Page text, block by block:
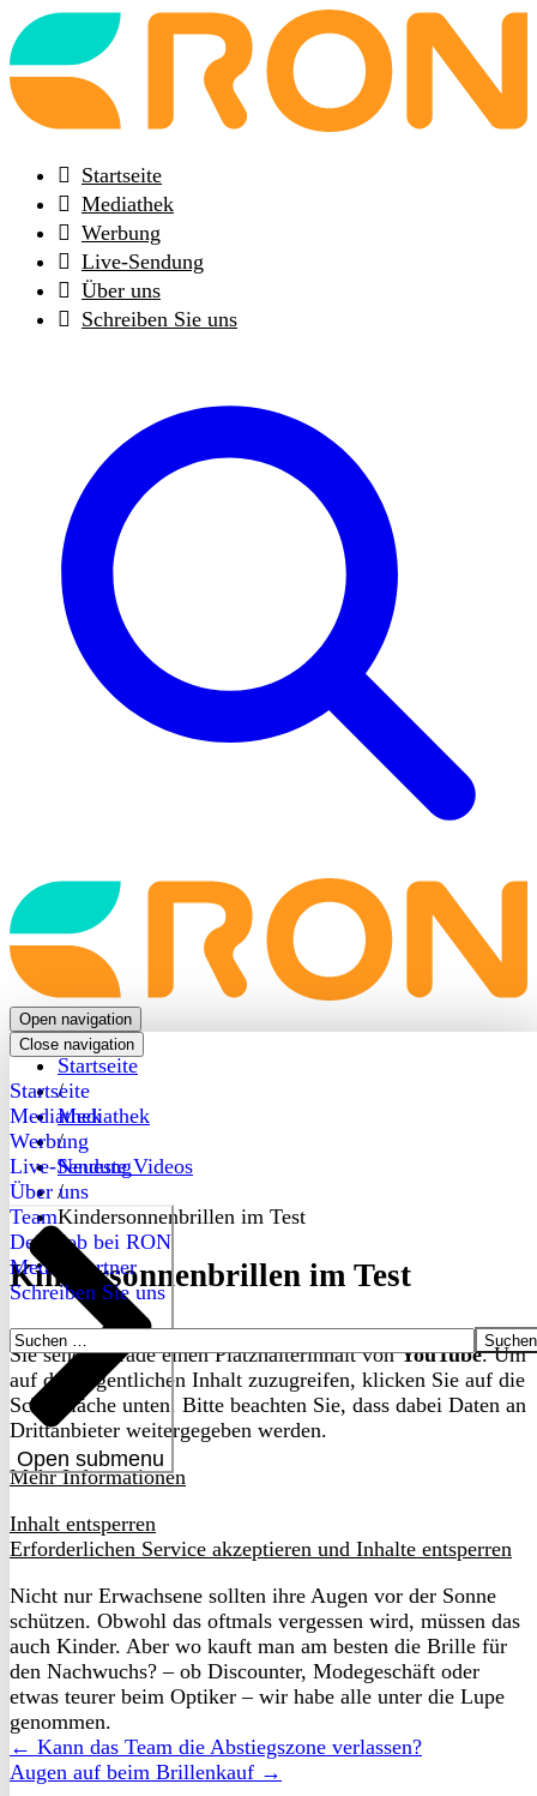
Back
to
frontpage
Startseite
Mediathek
Werbung
Live-Sendung
Über uns
Schreiben Sie uns
Back
to
frontpage
Open navigation
Close navigation
Startseite
Mediathek
Werbung
Live-Sendung
Über uns
Open submenu
Team
Dein Job bei RON
Medienpartner
Schreiben Sie uns
Suchen
nach:
Startseite
/
Mediathek
/
Neueste Videos
/
Kindersonnenbrillen im Test
Kindersonnenbrillen im Test
Sie sehen gerade einen Platzhalterinhalt vonYouTube. Um
auf den eigentlichen Inhalt zuzugreifen, klicken Sie auf die
Schaltfläche unten. Bitte beachten Sie, dass dabei Daten an
Drittanbieter weitergegeben werden.
Mehr Informationen
Inhalt entsperren
Erforderlichen Service akzeptieren und Inhalte entsperren
Nicht nur Erwachsene sollten ihre Augen vor der Sonne
schützen. Obwohl das oftmals vergessen wird, müssen das
auch Kinder. Aber wo kauft man am besten die Brille für
den Nachwuchs? – ob Discounter, Modegeschäft oder
etwas teurer beim Optiker – wir habe alle unter die Lupe
genommen.
← Kann das Team die Abstiegszone verlassen?
Augen auf beim Brillenkauf →